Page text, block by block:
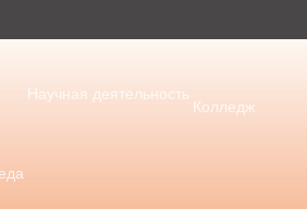
Научная деятельность
Колледж